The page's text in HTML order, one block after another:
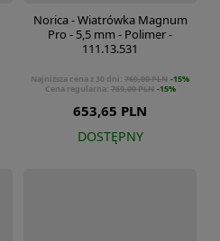
Norica - Wiatrówka Magnum
Pro - 5,5 mm - Polimer -
111.13.531
653,65 PLN
Najniższa cena z 30 dni: 769,00 PLN -15%
Cena regularna: 769,00 PLN -15%
DOSTĘPNY